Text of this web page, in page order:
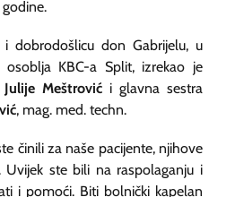
dobrodošlicu don Gabrijelu, u
KBC-a Split, izrekao je
Julije Meštrović i glavna sestra
, mag. med. techn.
činili za naše pacijente, njihove
ste bili na raspolaganju i
i pomoći. Biti bolnički kapelan